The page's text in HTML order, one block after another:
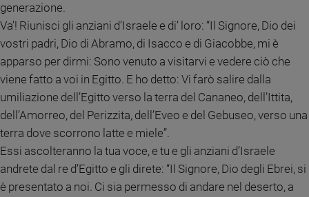
e
Creato
Volontariato
Aziende
valore
Caso
della
settimana
Migranti
Diversità
generazione.
Va’! Riunisci gli anziani d’Israele e di’ loro: “Il Signore, Dio dei
vostri padri, Dio di Abramo, di Isacco e di Giacobbe, mi è
apparso per dirmi: Sono venuto a visitarvi e vedere ciò che
viene fatto a voi in Egitto. E ho detto: Vi farò salire dalla
umiliazione dell’Egitto verso la terra del Cananeo, dell’Ittita,
dell’Amorreo, del Perizzita, dell’Eveo e del Gebuseo, verso una
terra dove scorrono latte e miele”.
Essi ascolteranno la tua voce, e tu e gli anziani d’Israele
andrete dal re d’Egitto e gli direte: “Il Signore, Dio degli Ebrei, si
è presentato a noi. Ci sia permesso di andare nel deserto, a